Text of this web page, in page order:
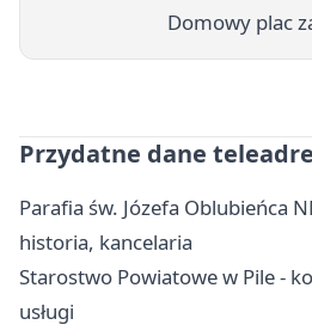
Domowy plac
Przydatne dane
Parafia św. Józefa Oblubieńca
historia, kancelaria
Starostwo Powiatowe w Pile -
usługi